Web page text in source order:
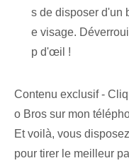
s de disposer d'un
e visage.
p d'œil !
Contenu exclusif -
o Bros sur mon
Et voilà, vous
pour tirer le meilleur